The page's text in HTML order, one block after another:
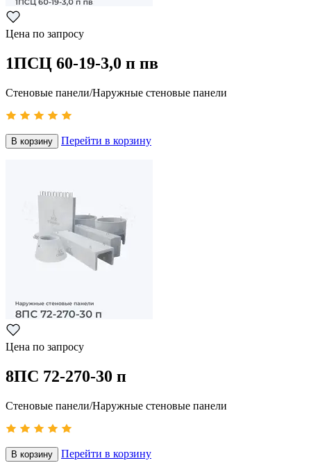
Цена по запросу
1ПСЦ 60-19-3,0 п пв
Стеновые панели/Наружные стеновые панели
В корзину Перейти в корзину
Цена по запросу
8ПС 72-270-30 п
Стеновые панели/Наружные стеновые панели
В корзину Перейти в корзину